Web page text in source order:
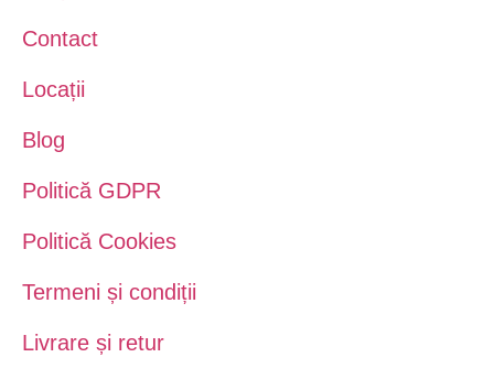
Contact
Locații
Blog
Politică GDPR
Politică Cookies
Termeni și condiții
Livrare și retur